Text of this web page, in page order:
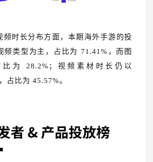
频时长分布方面，本期海外手游的投
频类型为主，占比为 71.41%，而图
为 28.2%；视频素材时长仍以
占比为 45.57%。